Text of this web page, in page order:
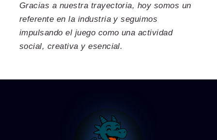
Gracias a nuestra trayectoria, hoy somos un
referente en la industria y seguimos
impulsando el juego como una actividad
social, creativa y esencial.